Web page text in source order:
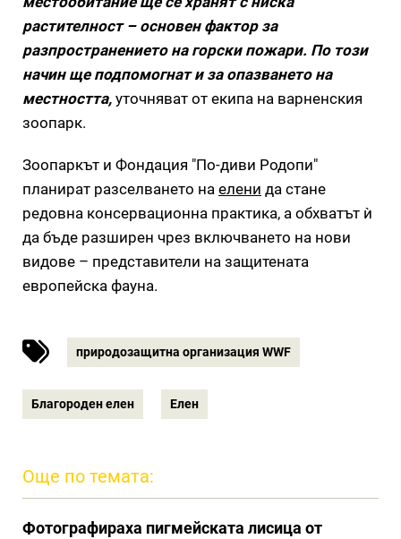
растителност – основен фактор за
разпространението на горски пожари. По този
начин ще подпомогнат и за опазването на
местността, уточняват от екипа на варненския
зоопарк.
Зоопаркът и Фондация "По-диви Родопи"
планират разселването на елени да стане
редовна консервационна практика, а обхватът ѝ
да бъде разширен чрез включването на нови
видове – представители на защитената
европейска фауна.
природозащитна организация WWF
Благороден елен Елен
Още по темата:
Фотографираха пигмейската лисица от